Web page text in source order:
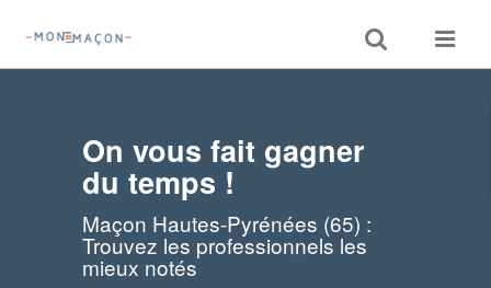
Toggle
search
Toggle
On vous fait gagner
du temps !
Maçon Hautes-Pyrénées (65) :
Trouvez les professionnels les
mieux notés